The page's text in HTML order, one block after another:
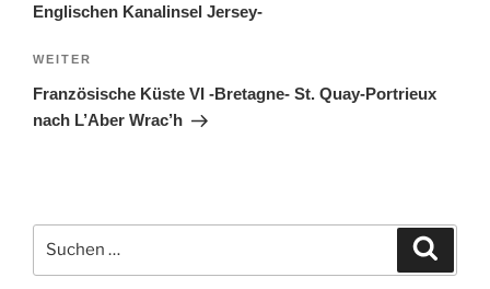
Englischen Kanalinsel Jersey-
Nächster
Beitrag
WEITER
Französische Küste VI -Bretagne- St. Quay-Portrieux
nach L’Aber Wrac’h
nach: